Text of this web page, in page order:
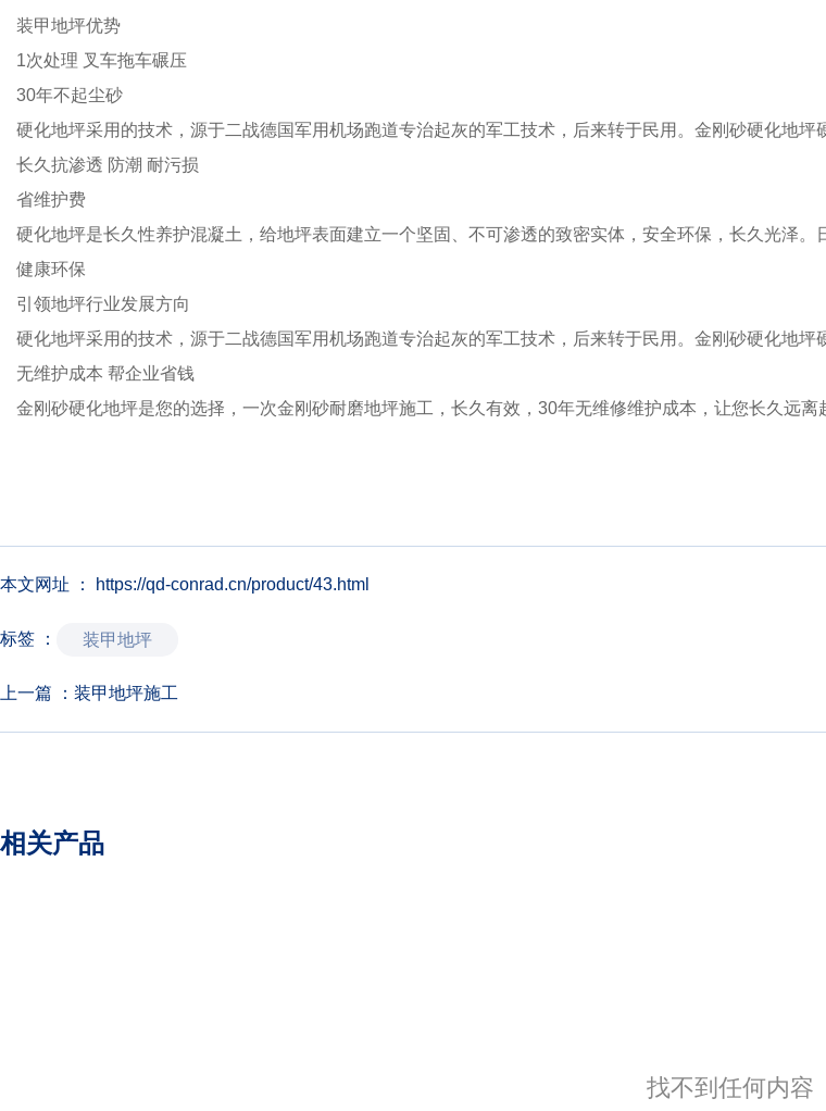
装甲地坪优势
1次处理 叉车拖车碾压
30年不起尘砂
硬化地坪采用的技术，源于二战德国军用机场跑道专治起灰的军工技术，后来转于民用。金刚砂硬化地坪
长久抗渗透 防潮 耐污损
省维护费
硬化地坪是长久性养护混凝土，给地坪表面建立一个坚固、不可渗透的致密实体，安全环保，长久光泽
健康环保
引领地坪行业发展方向
硬化地坪采用的技术，源于二战德国军用机场跑道专治起灰的军工技术，后来转于民用。金刚砂硬化地坪
无维护成本 帮企业省钱
金刚砂硬化地坪是您的选择，一次金刚砂耐磨地坪施工，长久有效，30年无维修维护成本，让您长久远
本文网址 ： https://qd-conrad.cn/product/43.html
标签 ： 装甲地坪
上一篇 ： 装甲地坪施工
相关产品
找不到任何内容